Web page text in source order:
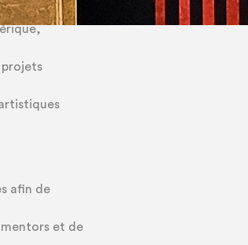
et
projets
afin de
et de